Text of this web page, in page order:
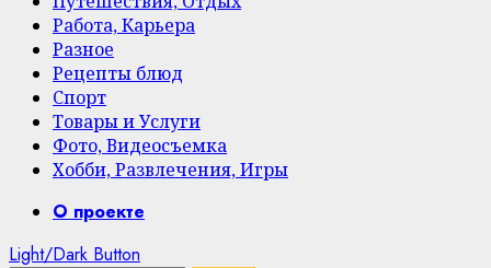
Работа, Карьера
Разное
Рецепты блюд
Спорт
Товары и Услуги
Фото, Видеосъемка
Хобби, Развлечения, Игры
PrimaryО проекте
Light/Dark Button